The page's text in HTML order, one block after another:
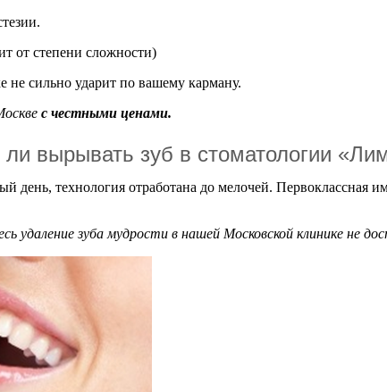
от степени сложности)
не сильно ударит по вашему карману.
с честными ценами.
ли вырывать зуб в стоматологии
день, технология отработана до мелочей. Первоклассная
удаление зуба мудрости в нашей Московской клинике не